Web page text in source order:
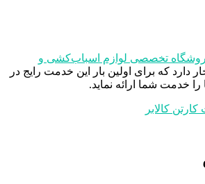
تخصصی لوازم اسباب‌کشی و
دارد که برای اولین بار این خدمت رایج در
خدمت شما ارائه نماید.
کالابر